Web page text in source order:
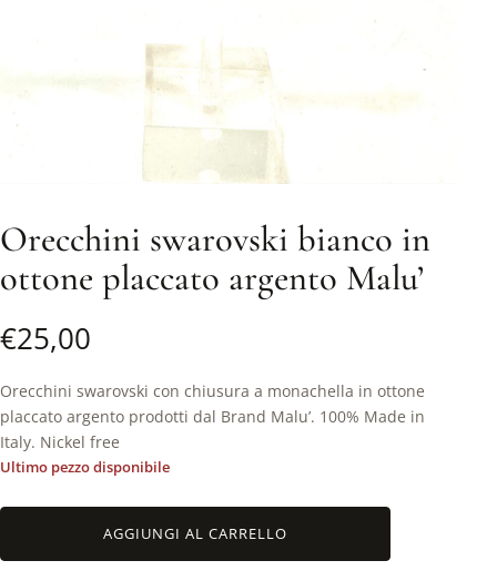
Orecchini swarovski bianco in
ottone placcato argento Malu’
€25,00
Orecchini swarovski con chiusura a monachella in ottone
placcato argento prodotti dal Brand Malu’. 100% Made in
Italy. Nickel free
Ultimo pezzo disponibile
AGGIUNGI AL CARRELLO